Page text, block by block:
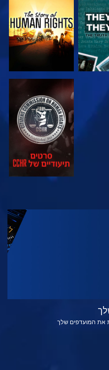
צפה
צפה
בדוק את הסדרה
את המועדפים שלך